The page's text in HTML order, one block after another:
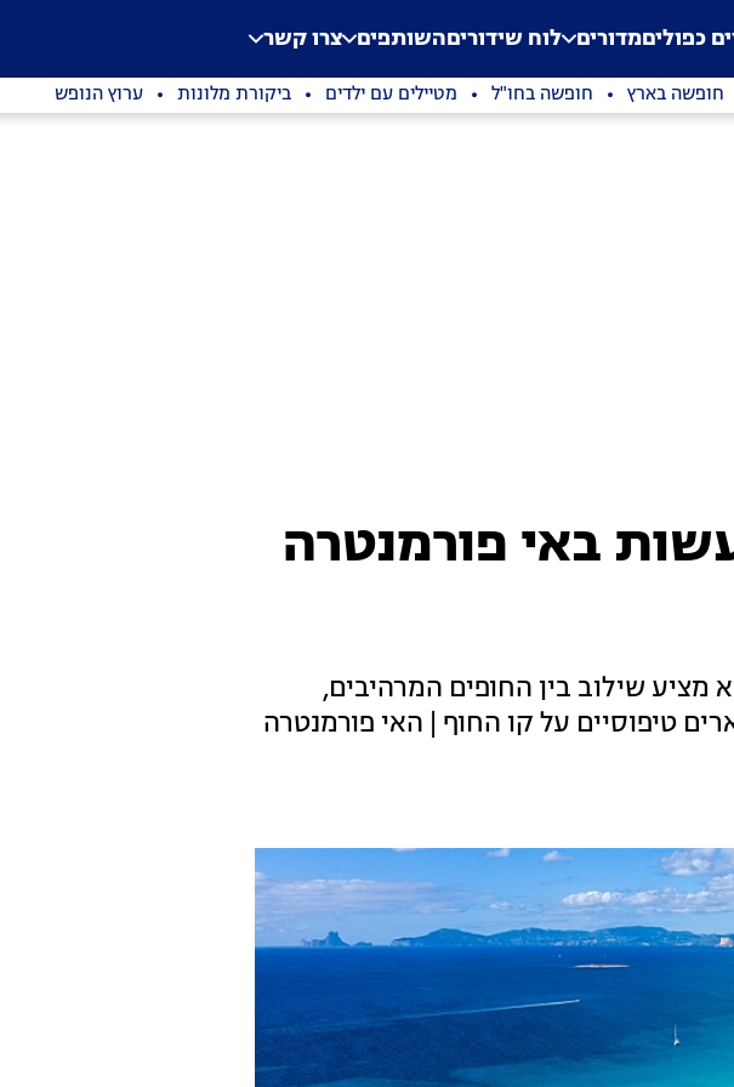
Application error: a
. כפוליםמדורים לוח שידוריםהשותפים צרו קשר
חופשה בארץ חופשה בחו"ל מטיילים עם ילדים ביקורת מלונות ערוץ הנופש
באי פורמנטרה
מציע שילוב בין החופים המרהיבים,
טיפוסיים על קו החוף | האי פורמנטרה